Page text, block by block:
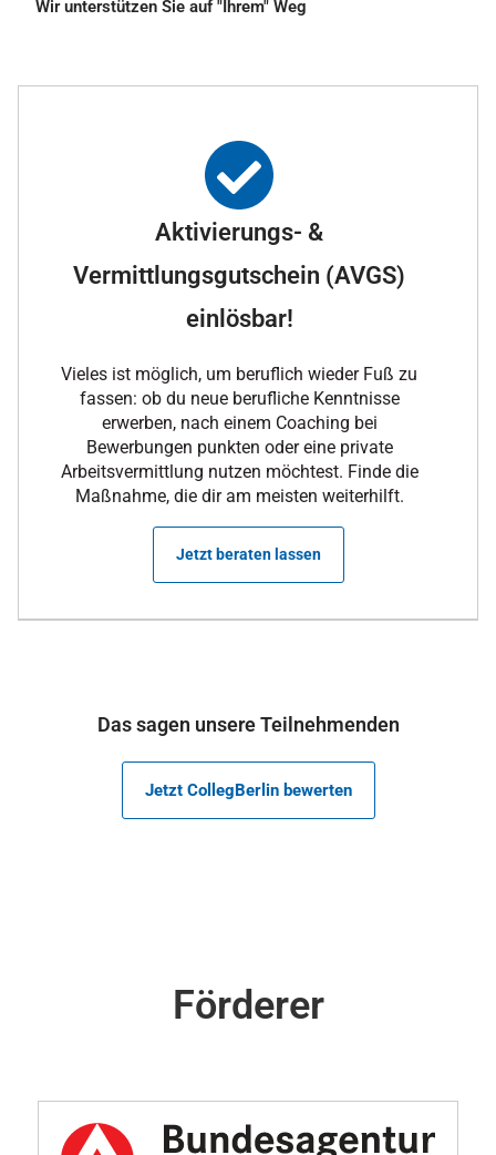
Wir unterstützen Sie auf "Ihrem" Weg
Aktivierungs- &
Vermittlungsgutschein (AVGS)
einlösbar!
Vieles ist möglich, um beruflich wieder Fuß zu
fassen: ob du neue berufliche Kenntnisse
erwerben, nach einem Coaching bei
Bewerbungen punkten oder eine private
Arbeitsvermittlung nutzen möchtest. Finde die
Maßnahme, die dir am meisten weiterhilft.
Jetzt beraten lassen
Das sagen unsere Teilnehmenden
Jetzt CollegBerlin bewerten
Förderer